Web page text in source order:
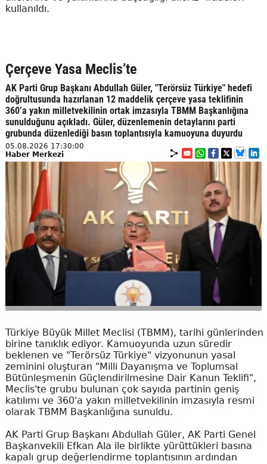
kullanıldı.
Çerçeve Yasa Meclis’te
AK Parti Grup Başkanı Abdullah Güler, "Terörsüz Türkiye" hedefi
doğrultusunda hazırlanan 12 maddelik çerçeve yasa teklifinin
360’a yakın milletvekilinin ortak imzasıyla TBMM Başkanlığına
sunulduğunu açıkladı. Güler, düzenlemenin detaylarını parti
grubunda düzenlediği basın toplantısıyla kamuoyuna duyurdu
05.08.2026 17:30:00
Haber Merkezi
Türkiye Büyük Millet Meclisi (TBMM), tarihi günlerinden
birine tanıklık ediyor. Kamuoyunda uzun süredir
beklenen ve "Terörsüz Türkiye" vizyonunun yasal
zeminini oluşturan "Milli Dayanışma ve Toplumsal
Bütünleşmenin Güçlendirilmesine Dair Kanun Teklifi",
Meclis'te grubu bulunan çok sayıda partinin geniş
katılımı ve 360'a yakın milletvekilinin imzasıyla resmi
olarak TBMM Başkanlığına sunuldu.
AK Parti Grup Başkanı Abdullah Güler, AK Parti Genel
Başkanvekili Efkan Ala ile birlikte yürüttükleri basına
kapalı grup değerlendirme toplantısının ardından